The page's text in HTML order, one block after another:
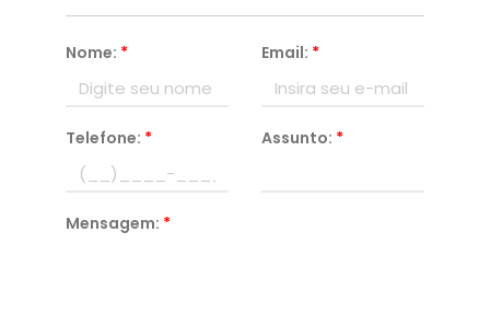
Nome: * Email: *
Telefone: * Assunto: *
Mensagem: *